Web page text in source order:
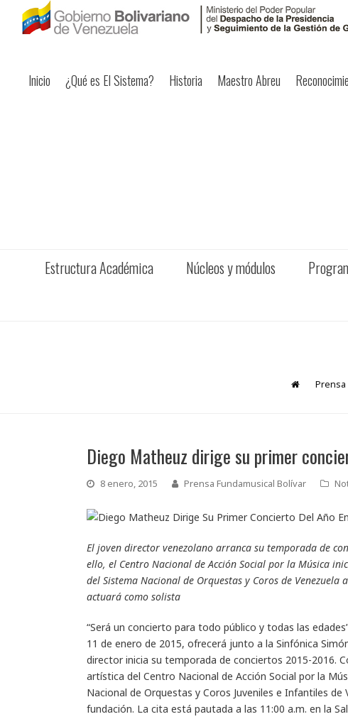
Inicio ¿Qué es El Sistema? Historia Maestro Abreu
Estructura Académica Núcleos y módulos
Prensa
Diego Matheuz dirige su primer
8 enero, 2015 Prensa Fundamusical Bolívar
El joven director venezolano arranca su temporada de
ello, el Centro Nacional de Acción Social por la Música
del Sistema Nacional de Orquestas y Coros de
actuará como solista
“Será un concierto para todo público y todas las
11 de enero de 2015, ofrecerá junto a la Sinfónica
director inicia su temporada de conciertos 2015-2016.
artística del Centro Nacional de Acción Social por la
Nacional de Orquestas y Coros Juveniles e Infantiles
fundación. La cita está pautada a las 11:00 a.m. en la